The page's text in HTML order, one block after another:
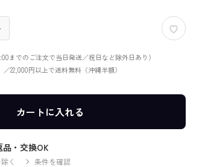
までのご注文で当日発送／祝日など除外日あり）
22,000円以上で送料無料（沖縄半額）
カートに入れる
品・交換OK
く 条件を確認